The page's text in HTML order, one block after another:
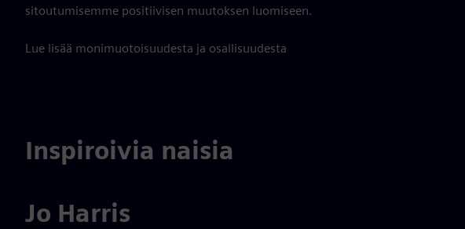
sitoutumisemme positiivisen muutoksen luomiseen.
Lue lisää monimuotoisuudesta ja osallisuudesta
Inspiroivia naisia
Jo Harris